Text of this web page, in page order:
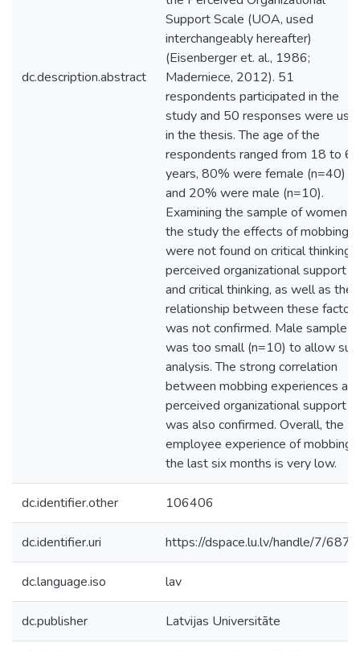
dc.description.abstract
Support Scale (UOA, used
interchangeably hereafter)
(Eisenberger et. al., 1986;
Maderniece, 2012). 51
respondents participated in the
study and 50 responses were
in the thesis. The age of the
respondents ranged from 18 to 64
years, 80% were female (n=40)
and 20% were male (n=10).
Examining the sample of women in
the study the effects of mobbing
were not found on critical thinking,
perceived organizational support
and critical thinking, as well as the
relationship between these
was not confirmed. Male sample
was too small (n=10) to allow
analysis. The strong correlation
between mobbing experiences
perceived organizational support
was also confirmed. Overall, the
employee experience of mobbing
the last six months is very low.
dc.identifier.other 106406
dc.identifier.uri https://dspace.lu.lv/handle/7/
dc.language.iso lav
dc.publisher Latvijas Universitāte